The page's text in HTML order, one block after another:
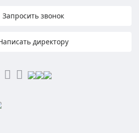
Запросить звонок
директору